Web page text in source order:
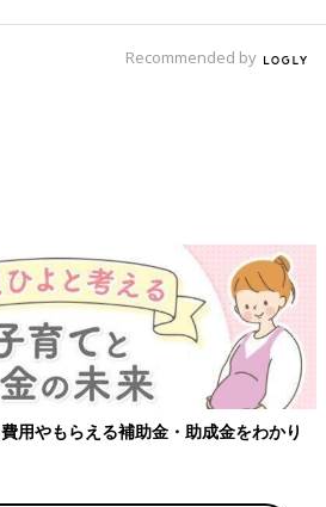
Recommended by
るものも】妊婦の感染症対策、知ってお